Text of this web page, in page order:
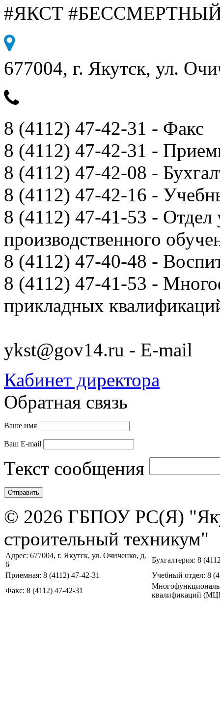
#ЯКСТ
677004, г. Якутск, ул.
8 (4112) 47-42-31 - Факс
8 (4112) 47-42-31 -
8 (4112) 47-42-08 -
8 (4112) 47-42-16 -
8 (4112) 47-41-53 - Отдел
производственного
8 (4112) 47-40-48 -
8 (4112) 47-41-53 -
прикладных
ykst@gov14.ru - E-mail
Кабинет директора
Обратная связь
Ваше имя
Ваш E-mail
Текст сообщения
© 2026 ГБПОУ РС(Я)
строительный техникум"
Адрес: 677004, г. Якутск, ул. Очиченко, д.
6
Бухгалтерия: 8
Приемная: 8 (4112) 47-42-31
Учебный отдел: 8
Факс: 8 (4112) 47-42-31
квалификаций